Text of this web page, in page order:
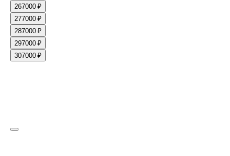
267000 ₽
277000 ₽
287000 ₽
297000 ₽
307000 ₽